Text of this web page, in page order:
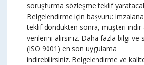
soruşturma sözleşme teklif
Belgelendirme için başvuru:
teklif döndükten sonra, müşteri indir
verilerini alırsınız. Daha fazla bilgi ve
(ISO 9001) en son uygulama
indirebilirsiniz. Belgelendirme ve